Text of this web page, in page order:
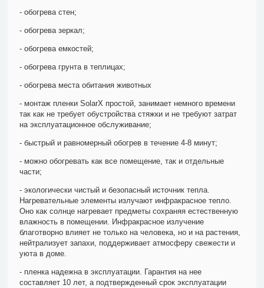
- обогрева стен;
- обогрева зеркал;
- обогрева емкостей;
- обогрева грунта в теплицах;
- обогрева места обитания животных
- монтаж пленки SolarX простой, занимает немного времени
так как не требует обустройства стяжки и не требуют затрат
на эксплуатационное обслуживание;
- быстрый и равномерный обогрев в течение 4-8 минут;
- можно обогревать как все помещение, так и отдельные
части;
- экологически чистый и безопасный источник тепла.
Нагревательные элементы излучают инфракрасное тепло.
Оно как солнце нагревает предметы сохраняя естественную
влажность в помещении. Инфракрасное излучение
благотворно влияет не только на человека, но и на растения,
нейтрализует запахи, поддерживает атмосферу свежести и
уюта в доме.
- пленка надежна в эксплуатации. Гарантия на нее
составляет 10 лет, а подтвержденный срок эксплуатации